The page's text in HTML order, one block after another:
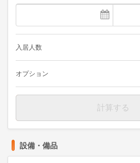
入居人数
オプション
計算する
設備・備品